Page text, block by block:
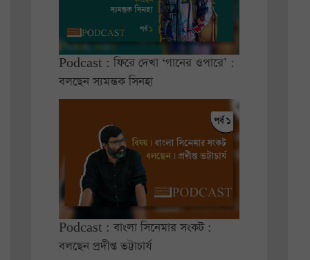
Podcast : ফিরে দেখা ‘গানের ওপারে’ :
বলছেন স্যমন্তক সিনহা
Podcast : বাংলা সিনেমার সংকট :
বলছেন প্রদীপ্ত ভট্টাচার্য